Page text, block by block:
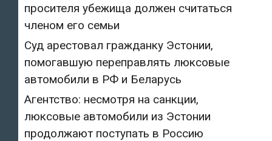
просителя убежища должен считаться
членом его семьи
Суд арестовал гражданку Эстонии,
помогавшую переправлять люксовые
автомобили в РФ и Беларусь
Агентство: несмотря на санкции,
люксовые автомобили из Эстонии
продолжают поступать в Россию